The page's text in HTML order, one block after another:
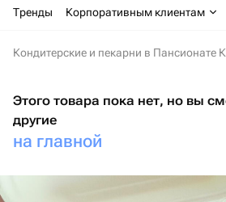
Тренды Корпоративным клиентам
Кондитерские и пекарни в
Этого товара пока нет, но вы
другие
на главной